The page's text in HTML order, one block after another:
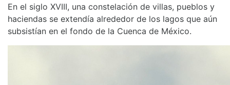
En el siglo XVIII, una constelación de villas, pueblos y
haciendas se extendía alrededor de los lagos que aún
subsistían en el fondo de la Cuenca de México.